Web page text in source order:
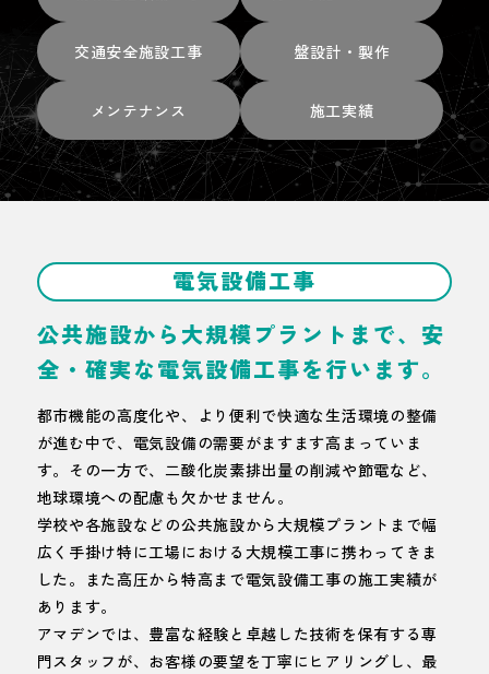
交通安全施設工事 盤設計・製作
メンテナンス 施工実績
電気設備工事
公共施設から大規模プラントまで、 安
全・確実な電気設備工事を行います。
都市機能の高度化や、より便利で快適な生活環境の整備
が進む中で、電気設備の需要がますます高まっていま
す。その一方で、二酸化炭素排出量の削減や節電など、
地球環境への配慮も欠かせません。
学校や各施設などの公共施設から大規模プラントまで幅
広く手掛け特に工場における大規模工事に携わってきま
した。また高圧から特高まで電気設備工事の施工実績が
あります。
アマデンでは、豊富な経験と卓越した技術を保有する専
門スタッフが、お客様の要望を丁寧にヒアリングし、最